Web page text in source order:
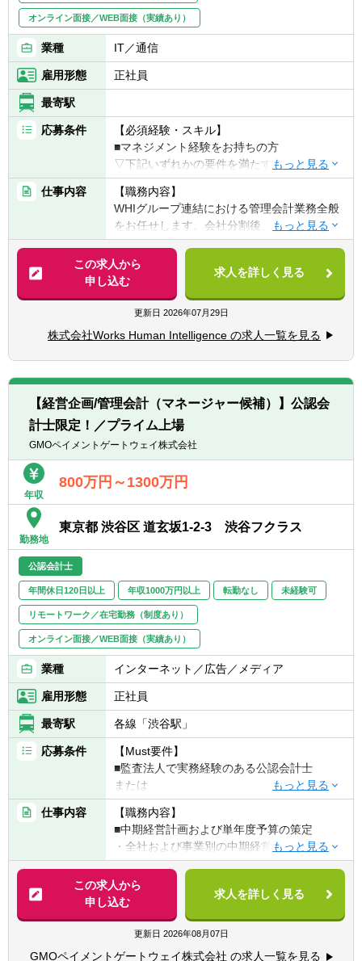
していく企業において、未完成の管理会計部
門の成長を自らの手で作っていくことができ
ます。経営に与える影響も非常に大きく、や
りがいのある仕事です。
■キャリアパス：
に合わせ、社内の状況に合わせ財務部門・関
連するプロジェクト内での幅広いキャリア形
成も可能です。
■会社・事業の魅力
複雑化多様化する数々の社会課題に対し、人
の知恵を結集し解決することで「はたらく」
ています。HR Techのリーディングカンパニ
ーとして、顧客数1,200法人グループ、契約
継続率98%、大手企業グループ3社に1社がお
客様、定額サービス料をベースに無償バージ
ョンアップをし、常に人事業務の最先端を機
く」のプラットフォームを創る圧倒的なノウ
ハウがあります。
？Profile Book：
https://speakerdeck.com/whisaiyo/works-
human-intelligence
わたしたちは社員自身が、もっとも「はたら
支え、経営直下の部門にて、スタートしたば
かりの組織の中で仕組み自体を構築していく
■募集背景
会社全体の財務会計強化のため
■社員インタビュー：
https://www.career.works-
hi.co.jp/people/people_18
■働き方：テレワーク、フレックス
・当社はテレワーク制度として、自宅での勤
務が可能なほか、所定の期間内で国内遠距離
での在宅勤務が可能、また一律10万円の手当
を支給し、生産性の高い働き方を支援してい
ます。
・20代の管理職登用実績あり
・時差出勤可能
テレワーク：1日～5日/週（在宅勤務メイン、
臨機応変に出社と在宅勤務を利用可能）
残業時間 ：通常時20～30時間/月、繁忙期
（1～3月）40時間/月（※あくまでも目安とな
ります）
オンライン面接／WEB面接（実績あり）
業種 IT／通信
雇用形態 正社員
最寄駅
応募条件
【必須経験・スキル】
■マネジメント経験をお持ちの方
▽下記いずれかの要件を満たす方
■IFRSでの開示、連結決算等の経験
■事業会社/コンサルティング会社における経
営企画・財務経理分野の業務経験5年以上
■会計事務所・税理士事務所等での財務アド
バイザリー経験
・事業計画策定・モニタリング支援、管理会
計導入、M&A等におけるDD経験など
■監査法人における監査経験
■会計士または税理士資格をお持ちの方
理経験、監査経験
■新規事業、システム導入、決算早期化、そ
の他経理財務における業務改善経験
■税務申告経験
■主体性をもって、積極的且つ柔軟に業務に
取り組む姿勢のある方
■曖昧かつ不確実な環境の中でも、指示を待
つことなく、自ら考え行動し結果を出せる方
■未経験の事柄にも向上心をもって取り組む
仕事内容
【職務内容】
WHIグループ連結における管理会計業務全般
をお任せします。会社分割後、急速に立ち上
げてきた新会社の管理会計部門の責任者とし
て、仕組みの構築から業務遂行までを行いな
がら、新たな管理会計体制を構築していただ
■経営に資する有益な管理会計情報の提供
■中期経営計画策定、年間予算策定、キャッ
シュフロー予算策定
■タイムリーな着地見込み・見通しの作成及
び管理
■財務分析に基づいた各部門への提言
■コスト分析・コスト構造改善活動のリード
変革の原動力として 不確実性の高いビジネス
バイスを行い 適切にリスクレベルをコントロ
ールしながら目標を達成させていきます。オ
ビジネスの成長にダイレクトに貢献できる職
種です。
【ポジションの魅力】
強固なビジネスモデルによって大きく成長し
ていく企業において、未完成の管理会計部門
の成長を自らの手で作っていくことができま
す。経営に与える影響も非常に大きく、やり
がいのある仕事です。
【キャリアパス】
スキル/マネジメント経験など資質やご意向に
合わせ、社内の状況に合わせ財務部門・関連
するプロジェクト内での幅広いキャリア形成
も可能です。
この求人から
申し込む
求人を詳しく見る
更新日 2026年07月29日
株式会社Works Human Intelligence の求人一覧を見る
【経営企画/管理会計（マネージャー候補）】公認会
計士限定！／プライム上場
GMOペイメントゲートウェイ株式会社
年収
800万円～1300万円
勤務地
東京都 渋谷区 道玄坂1-2-3 渋谷フクラス
公認会計士
年間休日120日以上 年収1000万円以上 転勤なし 未経験可
リモートワーク／在宅勤務（制度あり）
オンライン面接／WEB面接（実績あり）
業種 インターネット／広告／メディア
雇用形態 正社員
最寄駅 各線「渋谷駅」
応募条件
【Must要件】
■監査法人で実務経験のある公認会計士
または
■コンサルティングファーム等における
FP&A・管理会計等の実務経験やプロジェク
ト経験
▽知識・スキル
■PL／BS／CFの基礎的理解、および数値を用
いた分析・示唆出しができる
■経営層・事業部門と建設的に議論できるコ
ミュニケーション力・論理的思考力
■新しい領域にも主体的にキャッチアップ
仕事内容
【職務内容】
■中期経営計画および単年度予算の策定
・全社および事業別の中期経営計画の立案・
更新
・単年度予算の策定プロセスの設計・推進
■事業・部門・グループ会社別の収益性分析
とレポーティング
・各事業・部門・子会社のPL分析（収益性、
この求人から
申し込む
求人を詳しく見る
更新日 2026年08月07日
GMOペイメントゲートウェイ株式会社 の求人一覧を見る